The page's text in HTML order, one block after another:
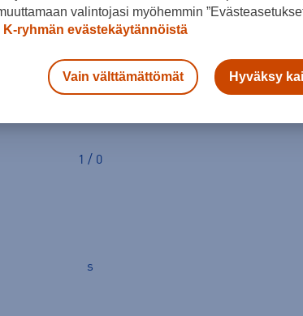
Kamik tuotteita
1 / 0
s
valintojasi myöhemmin
K-ryhmän evästekäytännöistä
Vain välttämättömät Hyväksy